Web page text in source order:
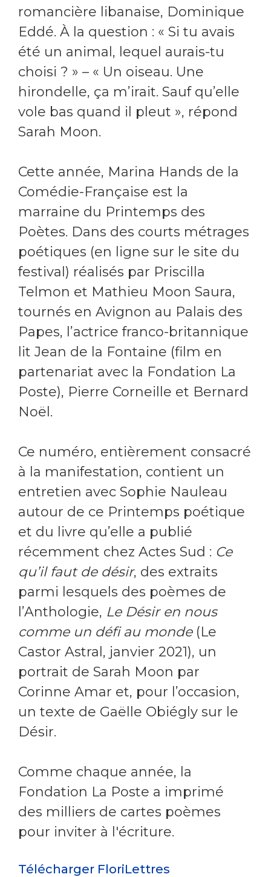
romancière libanaise, Dominique
Eddé. À la question : « Si tu avais
été un animal, lequel aurais-tu
choisi ? » – « Un oiseau. Une
hirondelle, ça m’irait. Sauf qu’elle
vole bas quand il pleut », répond
Sarah Moon.
Cette année, Marina Hands de la
Comédie-Française est la
marraine du Printemps des
Poètes. Dans des courts métrages
poétiques (en ligne sur le site du
festival) réalisés par Priscilla
Telmon et Mathieu Moon Saura,
tournés en Avignon au Palais des
Papes, l’actrice franco-britannique
lit Jean de la Fontaine (film en
partenariat avec la Fondation La
Poste), Pierre Corneille et Bernard
Noël.
Ce numéro, entièrement consacré
à la manifestation, contient un
entretien avec Sophie Nauleau
autour de ce Printemps poétique
et du livre qu’elle a publié
récemment chez Actes Sud : Ce
qu’il faut de désir, des extraits
parmi lesquels des poèmes de
l’Anthologie, Le Désir en nous
comme un défi au monde(Le
Castor Astral, janvier 2021), un
portrait de Sarah Moon par
Corinne Amar et, pour l’occasion,
un texte de Gaëlle Obiégly sur le
Désir.
Comme chaque année, la
Fondation La Poste a imprimé
des milliers de cartes poèmes
pour inviter à l'écriture.
Télécharger FloriLettres